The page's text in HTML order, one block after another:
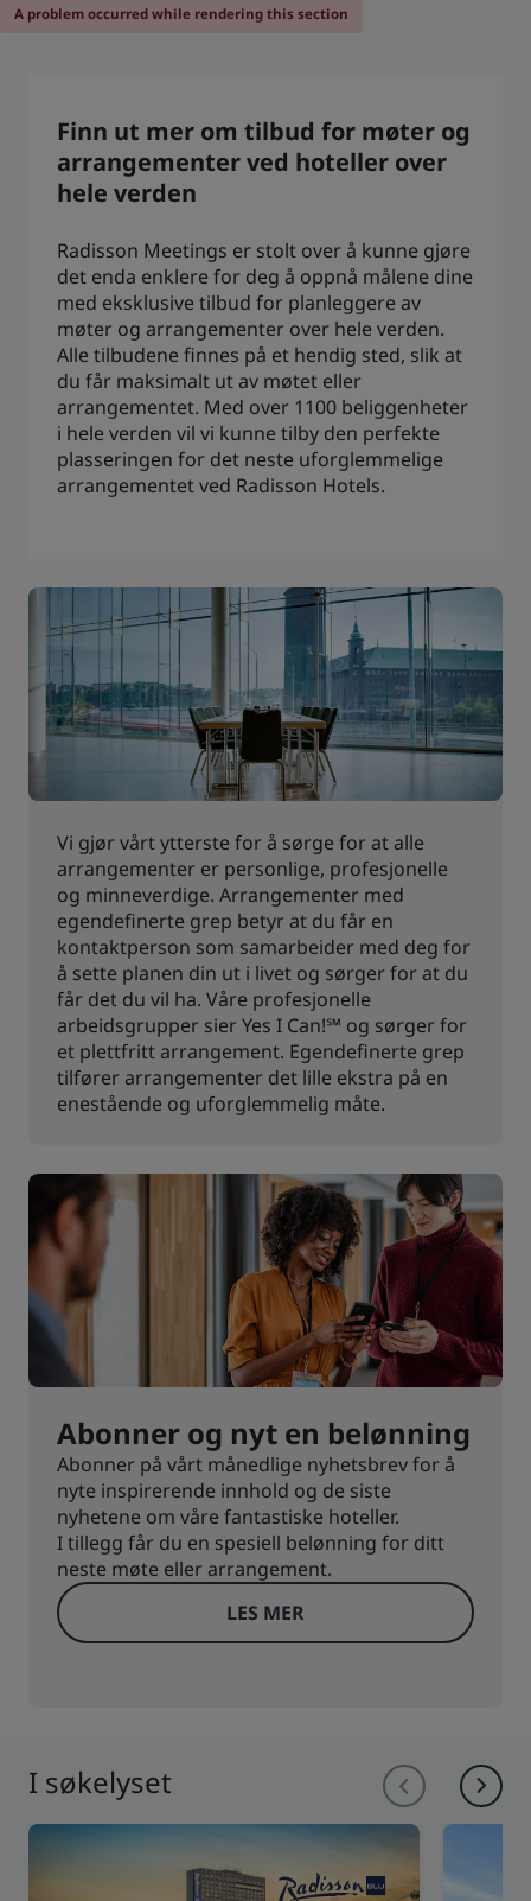
Prize by Radisson Country Inn & Suites
Tilknyttede merker i Kina
Jin Jiang
Kunlun Golden Tulip
Se bloggen vår
A problem occurred while rendering this section
Finn ut mer om tilbud for møter og
arrangementer ved hoteller over
hele verden
Radisson Meetings er stolt over å kunne gjøre
det enda enklere for deg å oppnå målene dine
med eksklusive tilbud for planleggere av
møter og arrangementer over hele verden.
Alle tilbudene finnes på et hendig sted, slik at
du får maksimalt ut av møtet eller
arrangementet. Med over 1100 beliggenheter
i hele verden vil vi kunne tilby den perfekte
plasseringen for det neste uforglemmelige
arrangementet ved Radisson Hotels.
Vi gjør vårt ytterste for å sørge for at alle
arrangementer er personlige, profesjonelle
og minneverdige. Arrangementer med
egendefinerte grep betyr at du får en
kontaktperson som samarbeider med deg for
å sette planen din ut i livet og sørger for at du
får det du vil ha. Våre profesjonelle
arbeidsgrupper sier Yes I Can!℠ og sørger for
et plettfritt arrangement. Egendefinerte grep
tilfører arrangementer det lille ekstra på en
enestående og uforglemmelig måte.
Abonner og nyt en belønning
Abonner på vårt månedlige nyhetsbrev for å
nyte inspirerende innhold og de siste
nyhetene om våre fantastiske hoteller.
I tillegg får du en spesiell belønning for ditt
neste møte eller arrangement.
LES MER
I søkelyset